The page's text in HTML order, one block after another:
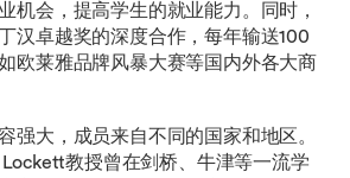
机会，提高学生的就业能力。同时，
汉卓越奖的深度合作，每年输送100
欧莱雅品牌风暴大赛等国内外各大商
强大，成员来自不同的国家和地区。
教授曾在剑桥、牛津等一流学